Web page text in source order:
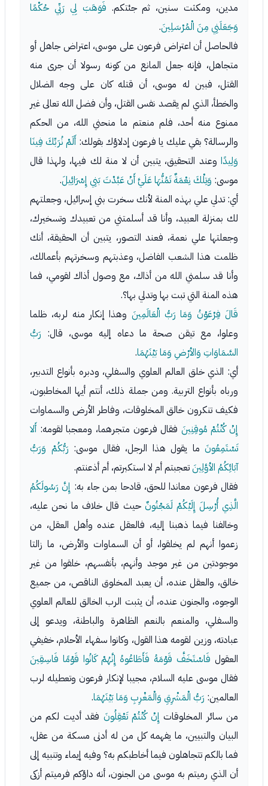
مدين، ومكثت سنين، ثم جئتكم. فَوَهَبَ لِي رَبِّي حُكْمًا
وَجَعَلَنِي مِنَ الْمُرْسَلِينَ.
فالحاصل أن اعتراض فرعون على موسى، اعتراض جاهل أو
متجاهل، فإنه جعل المانع من كونه رسولا أن جرى منه
القتل، فبين له موسى، أن قتله كان على وجه الضلال
والخطأ، الذي لم يقصد نفس القتل، وأن فضل الله تعالى غير
ممنوع منه أحد، فلم منعتم ما منحني الله، من الحكم
والرسالة؟ بقي عليك يا فرعون إدلاؤك بقولك: أَلَمْ نُرَبِّكَ فِينَا
وَلِيدًا وعند التحقيق، يتبين أن لا منة لك فيها، ولهذا قال
موسى: وَتِلْكَ نِعْمَةٌ تَمُنُّهَا عَلَيَّ أَنْ عَبَّدْتَ بَنِي إِسْرَائِيلَ.
أي: تدلي علي بهذه المنة لأنك سخرت بني إسرائيل، وجعلتهم
لك بمنزلة العبيد، وأنا قد أسلمتني من تعبيدك وتسخيرك،
وجعلتها علي نعمة، فعند التصور، يتبين أن الحقيقة، أنك
ظلمت هذا الشعب الفاضل، وعذبتهم وسخرتهم بأعمالك،
وأنا قد سلمني الله من أذاك، مع وصول أذاك لقومي، فما
هذه المنة التي تبت بها وتدلي بها؟.
قَالَ فِرْعَوْنُ وَمَا رَبُّ الْعَالَمِينَ وهذا إنكار منه لربه، ظلما
وعلوا، مع تيقن صحة ما دعاه إليه موسى، قال: رَبُّ
السَّمَاوَاتِ وَالأرْضِ وَمَا بَيْنَهُمَا.
أي: الذي خلق العالم العلوي والسفلي، ودبره بأنواع التدبير،
ورباه بأنواع التربية. ومن جملة ذلك، أنتم أيها المخاطبون،
فكيف تنكرون خالق المخلوقات، وفاطر الأرض والسماوات
إِنْ كُنْتُمْ مُوقِنِينَ فقال فرعون متجرهما، ومعجبا لقومه: أَلا
تَسْتَمِعُونَ ما يقول هذا الرجل، فقال موسى: رَبُّكُمْ وَرَبُّ
آبَائِكُمُ الأوَّلِينَتعجبتم أم لا استكبرتم، أم أذعنتم.
فقال فرعون معاندا للحق، قادحا بمن جاء به: إِنَّ رَسُولَكُمُ
الَّذِي أُرْسِلَ إِلَيْكُمْ لَمَجْنُونٌ حيث قال خلاف ما نحن عليه،
وخالفنا فيما ذهبنا إليه، فالعقل عنده وأهل العقل، من
زعموا أنهم لم يخلقوا، أو أن السماوات والأرض، ما زالتا
موجودتين من غير موجد وأنهم، بأنفسهم، خلقوا من غير
خالق، والعقل عنده، أن يعبد المخلوق الناقص، من جميع
الوجوه، والجنون عنده، أن يثبت الرب الخالق للعالم العلوي
والسفلي، والمنعم بالنعم الظاهرة والباطنة، ويدعو إلى
عبادته، وزين لقومه هذا القول، وكانوا سفهاء الأحلام، خفيفي
العقول فَاسْتَخَفَّ قَوْمَهُ فَأَطَاعُوهُ إِنَّهُمْ كَانُوا قَوْمًا فَاسِقِينَ
فقال موسى عليه السلام، مجيبا لإنكار فرعون وتعطيله لرب
العالمين: رَبُّ الْمَشْرِقِ وَالْمَغْرِبِ وَمَا بَيْنَهُمَا.
من سائر المخلوقات إِنْ كُنْتُمْ تَعْقِلُونَ فقد أديت لكم من
البيان والتبيين، ما يفهمه كل من له أدنى مسكة من عقل،
فما بالكم تتجاهلون فيما أخاطبكم به؟ وفيه إيماء وتنبيه إلى
أن الذي رميتم به موسى من الجنون، أنه داؤكم فرميتم أزكى